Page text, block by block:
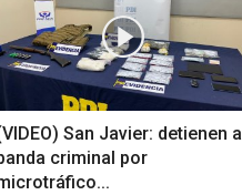
San Javier: detienen a
criminal por